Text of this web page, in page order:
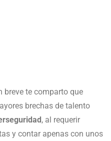
breve te comparto que
brechas de talento
, al requerir
y contar apenas con unos